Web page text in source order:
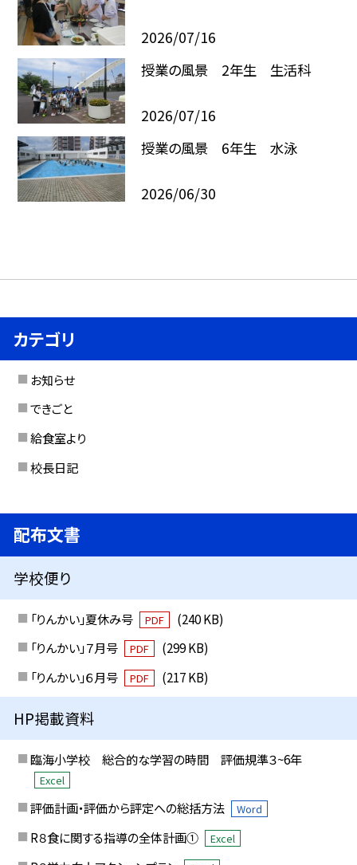
2026/07/16
授業の風景 2年生 生活科
2026/07/16
授業の風景 6年生 水泳
2026/06/30
カテゴリ
お知らせ
できごと
給食室より
校長日記
配布文書
学校便り
「りんかい」夏休み号 PDF
(240 KB)
「りんかい」７月号
PDF
(299 KB)
「りんかい」６月号
PDF (217 KB)
HP掲載資料
臨海小学校 総合的な学習の時間 評価規準３~6年
Excel
評価計画・評価から評定への総括方法 Word
R８食に関する指導の全体計画① Excel